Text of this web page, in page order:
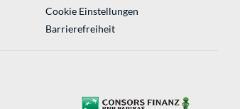
Cookie Einstellungen
Barrierefreiheit